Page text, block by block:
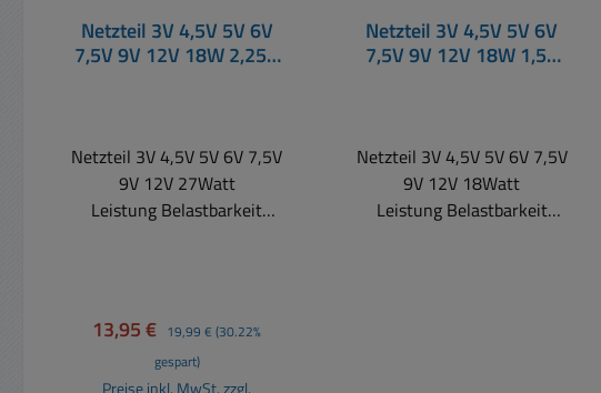
Netzteil 3V 4,5V 5V 6V
7,5V 9V 12V 18W 2,25A
Netzteil 3V 4,5V 5V 6V 7,5V
9V 12V 27Watt
Leistung Belastbarkeit
Standards gemäß ECO-
design, CEC und MEPS. Ziel
Verkaufspreis:
13,95 € Regulärer Preis:
19,99 € (30.22%
gespart)
Preise inkl. MwSt. zzgl.
Netzteil 3V 4,5V 5V 6V
7,5V 9V 12V 18W 1,5A
Netzteil 3V 4,5V 5V 6V 7,5V
9V 12V 18Watt
Leistung Belastbarkeit